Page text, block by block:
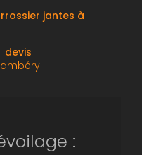
jantes à
devis
.
: